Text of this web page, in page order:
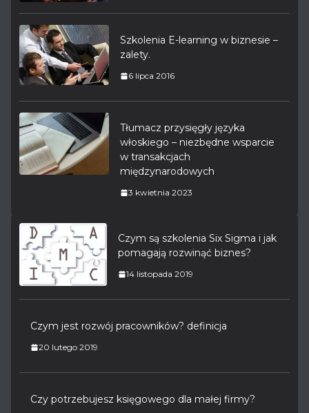
Szkolenia E-learning w biznesie –
zalety.
6 lipca 2016
Tłumacz przysięgły języka
włoskiego – niezbędne wsparcie
w transakcjach
międzynarodowych
3 kwietnia 2023
Czym są szkolenia Six Sigma i jak
pomagają rozwinąć biznes?
14 listopada 2019
Czym jest rozwój pracowników? definicja
20 lutego 2019
Czy potrzebujesz księgowego dla małej firmy?